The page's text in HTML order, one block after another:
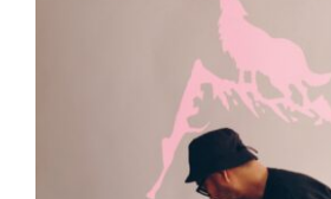
サンプリング
出展者一覧
メディア